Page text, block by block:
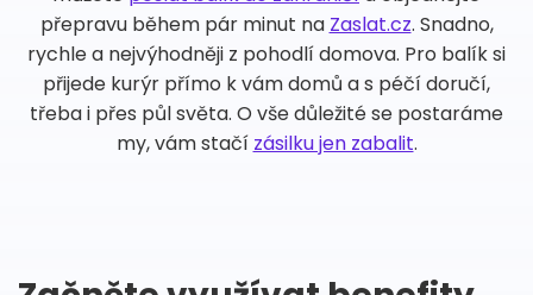
přepravu během pár minut na Zaslat.cz. Snadno,
rychle a nejvýhodněji z pohodlí domova. Pro balík si
přijede kurýr přímo k vám domů a s péčí doručí,
třeba i přes půl světa. O vše důležité se postaráme
my, vám stačí zásilku jen zabalit.